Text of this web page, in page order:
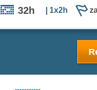
32h | 1x2h